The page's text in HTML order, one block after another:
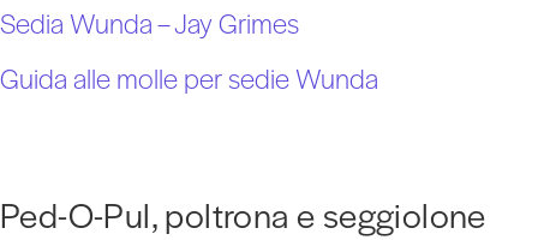
Sedia Wunda – Jay Grimes
Guida alle molle per sedie Wunda
Ped-O-Pul, poltrona e seggiolone